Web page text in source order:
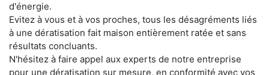
d'énergie.
Evitez à vous et à vos proches, tous les désagréments liés
à une dératisation fait maison entièrement ratée et sans
résultats concluants.
N'hésitez à faire appel aux experts de notre entreprise
pour une dératisation sur mesure, en conformité avec vos